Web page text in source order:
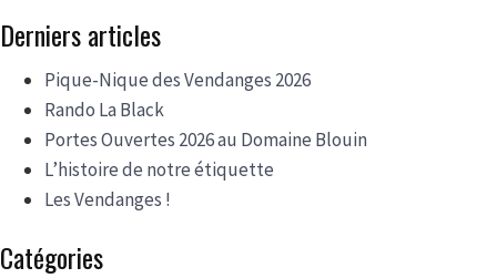
Derniers articles
Pique-Nique des Vendanges 2026
Rando La Black
Portes Ouvertes 2026 au Domaine Blouin
L’histoire de notre étiquette
Les Vendanges !
Catégories